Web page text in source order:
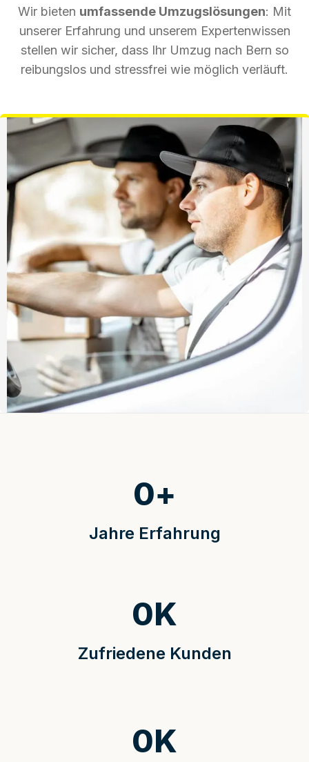
Wir bieten umfassende Umzugslösungen: Mit
unserer Erfahrung und unserem Expertenwissen
stellen wir sicher, dass Ihr Umzug nach Bern so
reibungslos und stressfrei wie möglich verläuft.
Jahre Erfahrung
0+
Zufriedene Kunden
0K
0K